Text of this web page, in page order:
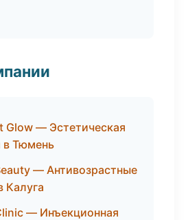
Glow — Эстетическая
в Тюмень
— Антивозрастные
Калуга
— Инъекционная